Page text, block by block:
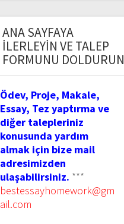
ANA SAYFAYA
İLERLEYIN VE TALEP
FORMUNU DOLDURUN
Ödev, Proje, Makale,
Essay, Tez yaptırma ve
diğer talepleriniz
konusunda yardım
almak için bize mail
adresimizden
ulaşabilirsiniz. ***
bestessayhomework@gm
ail.com